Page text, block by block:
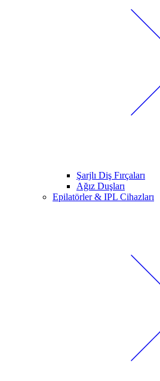
Şarjlı Diş Fırçaları
Ağız Duşları
Epilatörler & IPL Cihazları